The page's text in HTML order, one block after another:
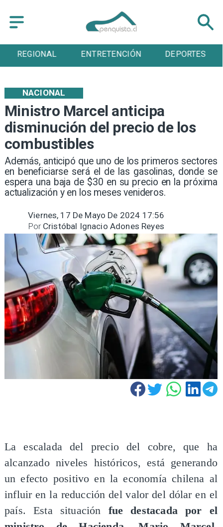
REGIONAL ENTRETENCIÓN DEPORTES
Ministro Marcel anticipa
disminución del precio de los
combustibles
Además, anticipó que uno de los primeros sectores
en beneficiarse será el de las gasolinas, donde se
espera una baja de $30 en su precio en la próxima
actualización y en los meses venideros.
NACIONAL
Viernes, 17 De Mayo De 2024 17:56
Cristóbal Ignacio Adones Reyes
Por
La escalada del precio del cobre, que ha
alcanzado niveles históricos, está generando
un efecto positivo en la economía chilena al
influir en la reducción del valor del dólar en el
país. Esta situación fue destacada por el